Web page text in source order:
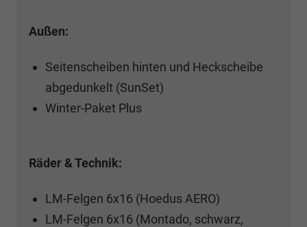
Außen:
Seitenscheiben hinten und Heckscheibe
abgedunkelt (SunSet)
Winter-Paket Plus
Räder & Technik:
LM-Felgen 6x16 (Hoedus AERO)
LM-Felgen 6x16 (Montado, schwarz,